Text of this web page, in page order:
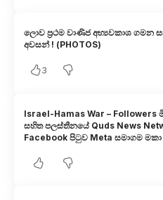
ලොව ප්‍රථම වාණිජ අභ්‍යවකාශ ගමන
අවසන් ! (PHOTOS)
3
Israel-Hamas War –
සහිත පලස්තීනයේ Quds News
Facebook පිටුව Meta සමාගම මකා